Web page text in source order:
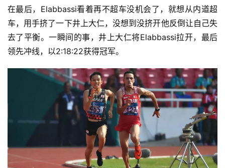
在最后，Elabbassi看着再不超车没机会了，就想从内道超
车，用手挤了一下井上大仁，没想到没挤开他反倒让自己失
去了平衡。一瞬间的事，井上大仁将Elabbassi拉开，最后
领先冲线，以2:18:22获得冠军。